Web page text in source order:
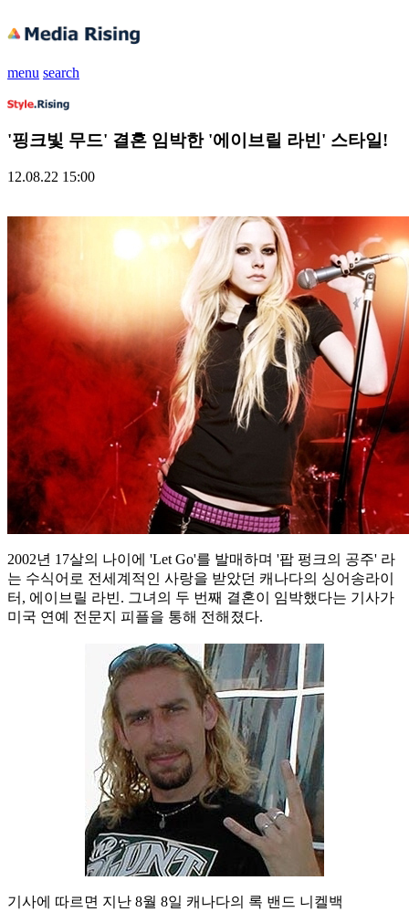
menu search
'핑크빛 무드' 결혼 임박한 '에이브릴 라빈' 스타일!
12.08.22 15:00
2002년 17살의 나이에 'Let Go'를 발매하며 '팝 펑크의 공주' 라
는 수식어로 전세계적인 사랑을 받았던 캐나다의 싱어송라이
터, 에이브릴 라빈. 그녀의 두 번째 결혼이 임박했다는 기사가
미국 연예 전문지 피플을 통해 전해졌다.
기사에 따르면 지난 8월 8일 캐나다의 록 밴드 니켈백